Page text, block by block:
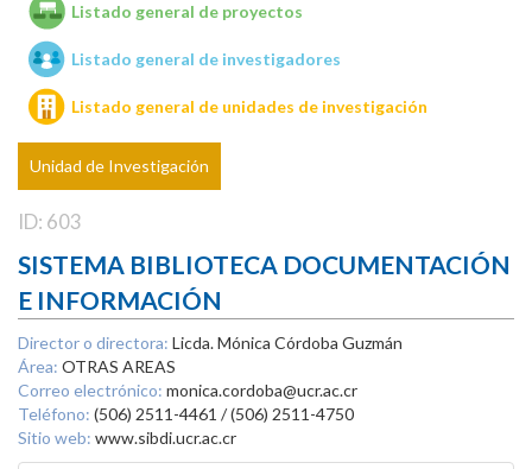
Unidades de investigación
Listado general de proyectos
Listado general de investigadores
Listado general de unidades de investigación
Unidad de Investigación
ID: 603
SISTEMA BIBLIOTECA DOCUMENTACIÓN
E INFORMACIÓN
Director o directora: Licda. Mónica Córdoba Guzmán
Área: OTRAS AREAS
Correo electrónico: monica.cordoba@ucr.ac.cr
Teléfono: (506) 2511-4461 / (506) 2511-4750
Sitio web: www.sibdi.ucr.ac.cr